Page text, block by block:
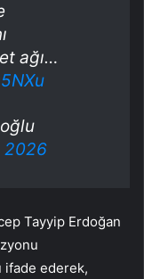
ağı…
2026
Tayyip Erdoğan
ifade ederek,